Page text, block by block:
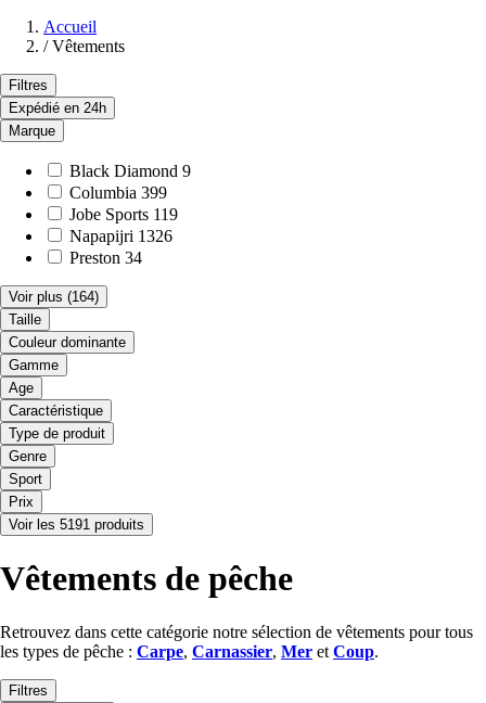
Accueil
/ Vêtements
Filtres
Expédié en 24h
Marque
Black Diamond 9
Columbia 399
Jobe Sports 119
Napapijri 1326
Preston 34
Voir plus (164)
Taille
Couleur dominante
Gamme
Age
Caractéristique
Type de produit
Genre
Sport
Prix
Voir les 5191 produits
Vêtements de pêche
Retrouvez dans cette catégorie notre sélection de vêtements pour tous
les types de pêche : Carpe, Carnassier, Mer et Coup.
Filtres